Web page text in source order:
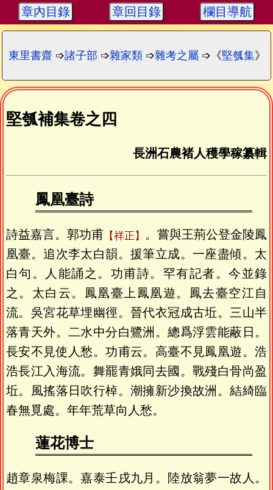
章內目錄 章回目錄 欄目導航
東里書齋 ➩諸子部 ➩雜家類 ➩雜考之屬 ➩《堅瓠集》
堅瓠補集卷之四
長洲石農褚人穫學稼纂輯
鳳凰臺詩
詩益嘉言。郭功甫 祥正
。嘗與王荊公登金陵鳳
凰臺。追次李太白韻。援筆立成。一座盡傾。太
白句。人能誦之。功甫詩。罕有記者。今並錄
之。太白云。鳳凰臺上鳳凰遊。鳳去臺空江自
流。吳宮花草埋幽徑。晉代衣冠成古坵。三山半
落青天外。二水中分白鷺洲。總爲浮雲能蔽日。
長安不見使人愁。功甫云。高臺不見鳳凰遊。浩
浩長江入海流。舞罷青娥同去國。戰殘白骨尚盈
坵。風搖落日吹行棹。潮擁新沙換故洲。結綺臨
春無覓處。年年荒草向人愁。
蓮花博士
趙章泉梅課。嘉泰壬戌九月。陸放翁夢一故人。